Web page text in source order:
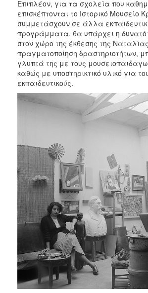
Επιπλέον, για τα σχολεία που
επισκέπτονται το Ιστορικό Μουσείο
συμμετάσχουν σε άλλα
προγράμματα, θα υπάρχει η
στον χώρο της έκθεσης της
πραγματοποίηση δραστηριοτήτων,
γλυπτά της με τους
καθώς με υποστηρικτικό υλικό για
εκπαιδευτικούς.